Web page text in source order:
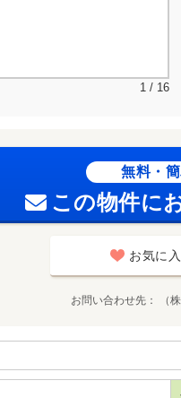
1 / 16
無料・
この物件に
お気に
お問い合わせ先 （